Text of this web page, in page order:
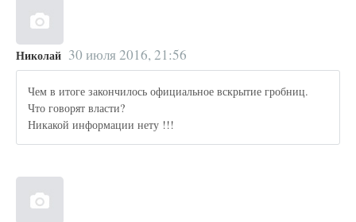
Николай 30 июля 2016, 21:56
Чем в итоге закончилось официальное вскрытие гробниц.
Что говорят власти?
Никакой информации нету !!!